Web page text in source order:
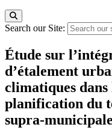
Search our Site:
Étude sur
d’étalement
climatiques dans
planification du
supra-municipale